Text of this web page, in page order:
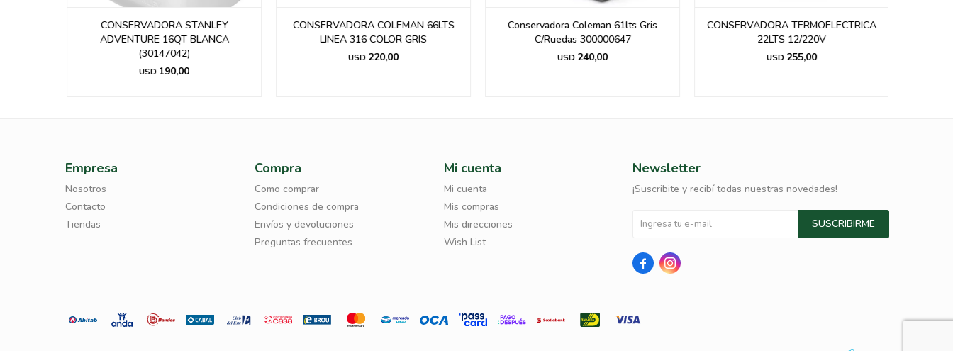
CONSERVADORA STANLEY
ADVENTURE 16QT BLANCA
(30147042)
USD 190,00
CONSERVADORA COLEMAN 66LTS
LINEA 316 COLOR GRIS
USD 220,00
Conservadora Coleman 61lts Gris
C/Ruedas 300000647
USD 240,00
CONSERVADORA TERMOELECTRICA
22LTS 12/220V
USD 255,00
Empresa
Nosotros
Contacto
Tiendas
Compra
Como comprar
Condiciones de compra
Envíos y devoluciones
Preguntas frecuentes
Mi cuenta
Mi cuenta
Mis compras
Mis direcciones
Wish List
Newsletter
¡Suscribite y recibí todas nuestras novedades!
SUSCRIBIRME
 